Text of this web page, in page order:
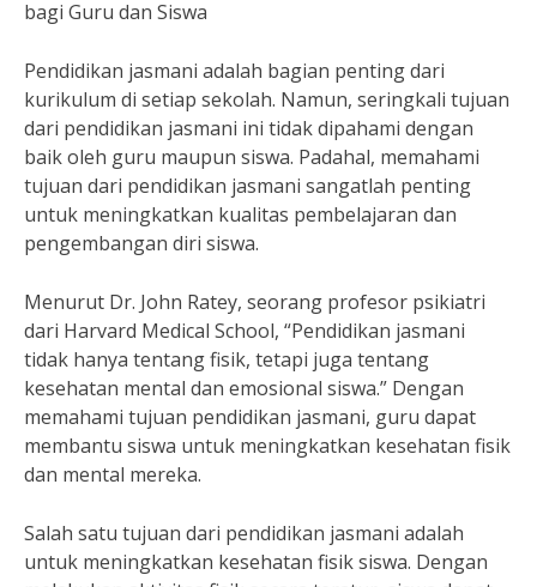
bagi Guru dan Siswa
Pendidikan jasmani adalah bagian penting dari
kurikulum di setiap sekolah. Namun, seringkali tujuan
dari pendidikan jasmani ini tidak dipahami dengan
baik oleh guru maupun siswa. Padahal, memahami
tujuan dari pendidikan jasmani sangatlah penting
untuk meningkatkan kualitas pembelajaran dan
pengembangan diri siswa.
Menurut Dr. John Ratey, seorang profesor psikiatri
dari Harvard Medical School, “Pendidikan jasmani
tidak hanya tentang fisik, tetapi juga tentang
kesehatan mental dan emosional siswa.” Dengan
memahami tujuan pendidikan jasmani, guru dapat
membantu siswa untuk meningkatkan kesehatan fisik
dan mental mereka.
Salah satu tujuan dari pendidikan jasmani adalah
untuk meningkatkan kesehatan fisik siswa. Dengan